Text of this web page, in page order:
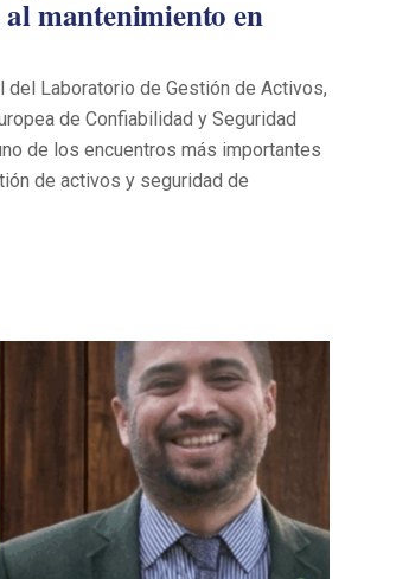
mantenimiento en
del Laboratorio de Gestión de Activos,
de Confiabilidad y Seguridad
de los encuentros más importantes
de activos y seguridad de